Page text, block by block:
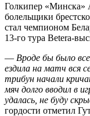
Голкипер «Минска»
болельщики
стал чемпионом
13-го тура Betera-
— Вроде бы было
ездила на матч вся
трибун начали
мяч долго вводил в
удалась, не буду
гордости отметил